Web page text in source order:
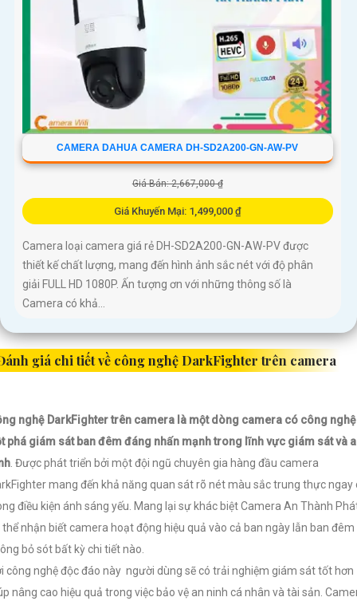
CAMERA DAHUA CAMERA DH-SD2A200-GN-AW-PV
Giá Bán: 2,667,000 ₫
Giá Khuyến Mại: 1,499,000 ₫
Camera loại camera giá rẻ DH-SD2A200-GN-AW-PV được
thiết kế chất lượng, mang đến hình ảnh sắc nét với độ phân
giải FULL HD 1080P. Ấn tượng ơn với những thông số là
Camera có khả...
giá chi tiết về công nghệ DarkFighter trên camera
nghệ DarkFighter trên camera là một dòng camera có công nghệ
phá giám sát ban đêm đáng nhấn mạnh trong lĩnh vực giám sát và
. Được phát triển bởi một đội ngũ chuyên gia hàng đầu camera
mang đến khả năng quan sát rõ nét màu sắc trung thực ngay
điều kiện ánh sáng yếu. Mang lại sự khác biệt Camera An Thành
thể nhận biết camera hoạt động hiệu quả vào cả ban ngày lẫn ban đêm
bỏ sót bất kỳ chi tiết nào.
công nghệ độc đáo này người dùng sẽ có trải nghiệm giám sát tốt hơn
nâng cao hiệu quả trong việc bảo vệ an ninh cá nhân và tài sản.